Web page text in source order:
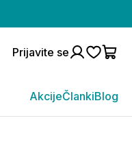
Prijavite se
AkcijeČlankiBlog